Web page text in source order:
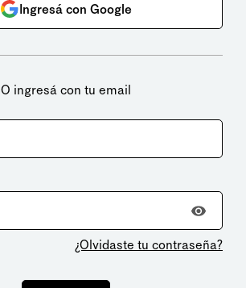
Ingresá con Google
O ingresá con tu email
¿Olvidaste tu contraseña?